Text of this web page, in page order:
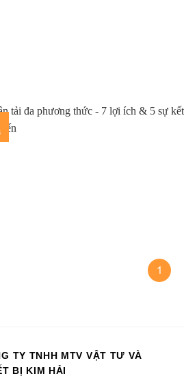
1
TY TNHH MTV VẬT TƯ VÀ
BỊ KIM HẢI